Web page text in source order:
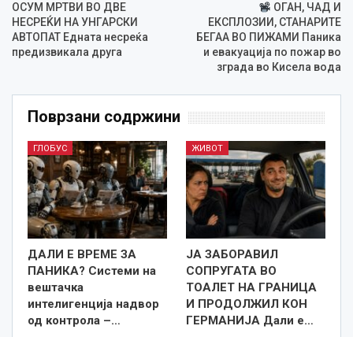
ОСУМ МРТВИ ВО ДВЕ
НЕСРЕЌИ НА УНГАРСКИ
АВТОПАТ Едната несреќа
предизвикала друга
ОГАН, ЧАД И
ЕКСПЛОЗИИ, СТАНАРИТЕ
БЕГАА ВО ПИЖАМИ Паника
и евакуација по пожар во
зграда во Кисела вода
Поврзани содржини
ГЛОБУС
ДАЛИ Е ВРЕМЕ ЗА
ПАНИКА? Системи на
вештачка
интелигенција надвор
од контрола –…
ЖИВОТ
ЈА ЗАБОРАВИЛ
СОПРУГАТА ВО
ТОАЛЕТ НА ГРАНИЦА
И ПРОДОЛЖИЛ КОН
ГЕРМАНИЈА Дали е…